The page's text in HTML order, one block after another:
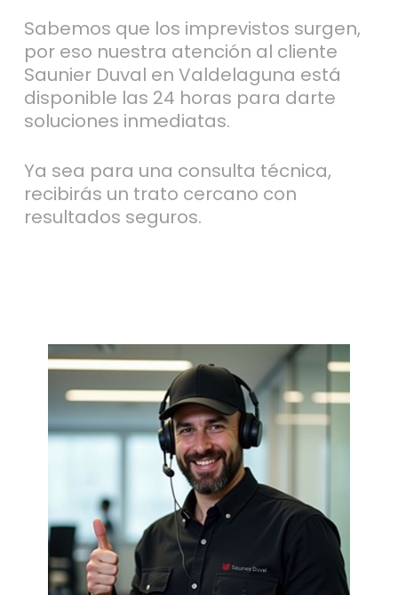
Sabemos que los imprevistos surgen,
por eso nuestra atención al cliente
Saunier Duval en Valdelaguna está
disponible las 24 horas para darte
soluciones inmediatas.
Ya sea para una consulta técnica,
recibirás un trato cercano con
resultados seguros.